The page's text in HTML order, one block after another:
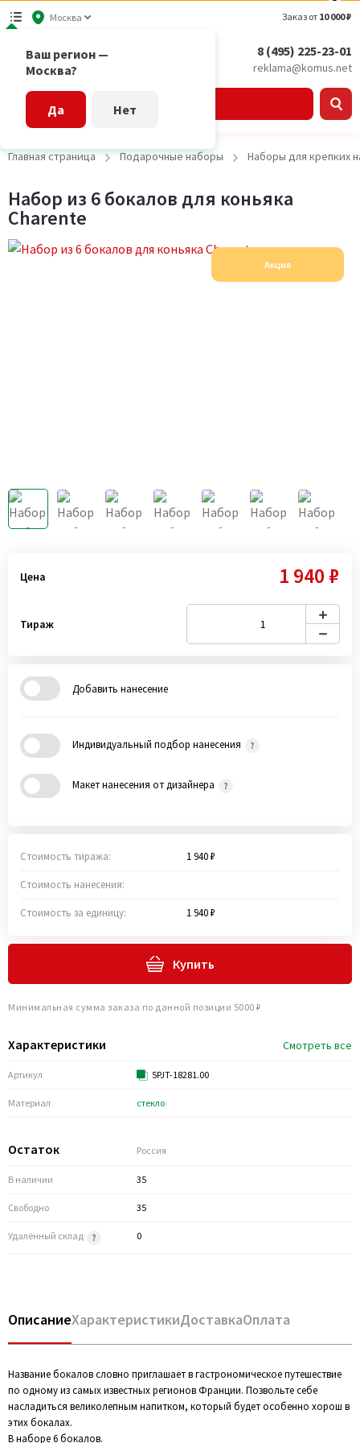
Москва
Ваш регион —
Москва?
Да Нет
Заказ от 10 000 ₽
8 (495) 225-23-01
reklama@komus.net
Главная страница Подарочные наборы Наборы для крепких
Набор из 6 бокалов для коньяка
Charente
Акция
Характеристики Смотреть все
Артикул 5PJT-18281.00
Материал стекло
Остаток Россия
В наличии 35
Свободно 35
Удалённый склад 0
Цена 1 940 ₽
Тираж
Добавить нанесение
Индивидуальный подбор нанесения
Макет нанесения от дизайнера
Стоимость тиража: 1 940 ₽
Стоимость нанесения:
Стоимость за единицу: 1 940 ₽
Купить
Минимальная сумма заказа по данной позиции 5000 ₽
ОписаниеХарактеристикиДоставкаОплата
Название бокалов словно приглашает в гастрономическое путешествие
по одному из самых известных регионов Франции. Позвольте себе
насладиться великолепным напитком, который будет особенно хорош в
этих бокалах.
В наборе 6 бокалов.